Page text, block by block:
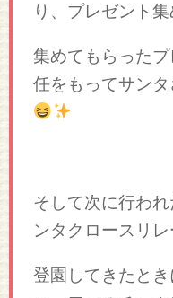
り、プレゼント
集めてもらった
任をもってサン
そして次に行わ
ンタクロースリ
登園してきたと